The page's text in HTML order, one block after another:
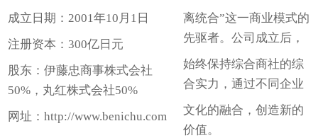
成立日期：2001年10月1日
注册资本：300亿日元
股东：伊藤忠商事株式会社
50%，丸红株式会社50%
网址：http://www.benichu.com
离统合”这一商业模式的
先驱者。公司成立后，
始终保持综合商社的综
合实力，通过不同企业
文化的融合，创造新的
价值。